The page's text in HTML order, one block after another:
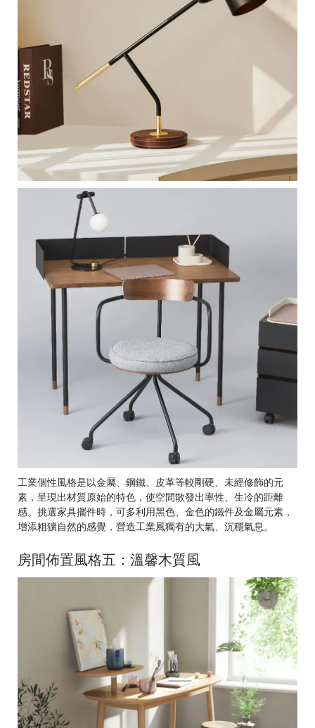
工業個性風格是以金屬、鋼鐵、皮革等較剛硬、未經修飾的元
素，呈現出材質原始的特色，使空間散發出率性、生冷的距離
感。挑選家具擺件時，可多利用黑色、金色的鐵件及金屬元素，
增添粗獷自然的感覺，營造工業風獨有的大氣、沉穩氣息。
房間佈置風格五：溫馨木質風